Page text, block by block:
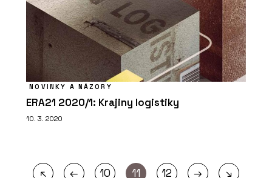
NOVINKY A NÁZORY
ERA21 2020/1: Krajiny logistiky
10. 3. 2020
↖ ← 10 11 12 → ↘